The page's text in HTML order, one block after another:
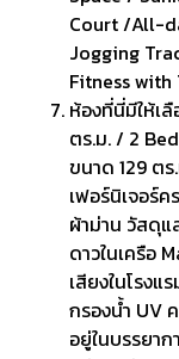
Court /All-
Jogging
Fitness with
ห้องที่นี่มีให้เ
ตร.ม. / 2
ขนาด 129 ต
เฟอร์นิเจอร์
ผ้าม่าน วัสดุแ
ดาวในเครือ
เสียงในโรงแ
กรองน้ำ UV
อยู่ในบรรยา